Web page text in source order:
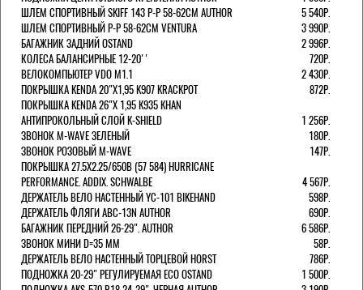
ШЛЕМ СПОРТИВНЫЙ SKIFF 143 Р-Р 58-62СМ AUTHOR
5 540Р.
ШЛЕМ СПОРТИВНЫЙ Р-Р 58-62СМ VENTURA
3 990Р.
БАГАЖНИК ЗАДНИЙ OSTAND
2 996Р.
КОЛЕСА БАЛАНСИРНЫЕ 12-20''
720Р.
ВЕЛОКОМПЬЮТЕР VDO M1.1
2 430Р.
ПОКРЫШКА KENDA 20"Х1,95 K907 KRACKPOT
872Р.
ПОКРЫШКА KENDA 26"Х 1,95 K935 KHAN
АНТИПРОКОЛЬНЫЙ СЛОЙ K-SHIELD
1 256Р.
ЗВОНОК M-WAVE ЗЕЛЕНЫЙ
180Р.
ЗВОНОК РОЗОВЫЙ M-WAVE
147Р.
ПОКРЫШКА 27.5X2.25/650B (57 584) HURRICANE
PERFORMANCE. ADDIX. SCHWALBE
4 567Р.
ДЕРЖАТЕЛЬ ВЕЛО НАСТЕННЫЙ YC-101 BIKEHAND
598Р.
ДЕРЖАТЕЛЬ ФЛЯГИ ABC-13N AUTHOR
690Р.
БАГАЖНИК ПЕРЕДНИЙ 26-29". AUTHOR
6 586Р.
ЗВОНОК МИНИ D=35 ММ
58Р.
ДЕРЖАТЕЛЬ ВЕЛО НАСТЕННЫЙ ТОРЦЕВОЙ HORST
786Р.
ПОДНОЖКА 20-29" РЕГУЛИРУЕМАЯ ECO OSTAND
1 500Р.